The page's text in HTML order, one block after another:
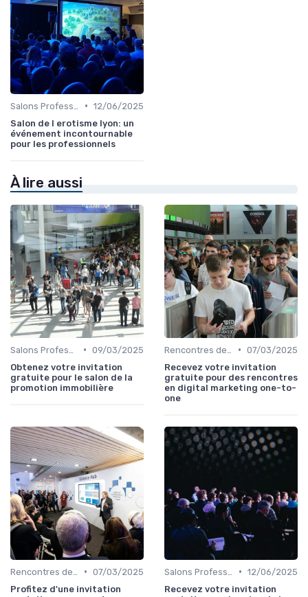
• 12/06/2025
Salon de l erotisme lyon: un
événement incontournable
pour les professionnels
À lire aussi
• 09/03/2025
Obtenez votre invitation
gratuite pour le salon de la
promotion immobilière
• 07/03/2025
Recevez votre invitation
gratuite pour des rencontres
en digital marketing one-to-
one
• 07/03/2025
Profitez d'une invitation
• 12/06/2025
Recevez votre invitation